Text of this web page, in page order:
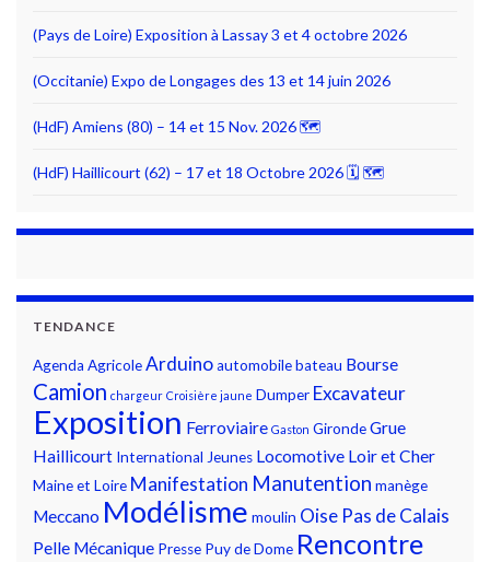
(Pays de Loire) Exposition à Lassay 3 et 4 octobre 2026
(Occitanie) Expo de Longages des 13 et 14 juin 2026
(HdF) Amiens (80) – 14 et 15 Nov. 2026 🗺
(HdF) Haillicourt (62) – 17 et 18 Octobre 2026 🗓 🗺
TENDANCE
Agenda AgricoleArduinoautomobilebateau Bourse
Camion chargeur Croisière jaune Dumper Excavateur
Exposition Ferroviaire Gaston GirondeGrue
Haillicourt International Jeunes Locomotive Loir et Cher
Maine et Loire Manifestation Manutention manège
Meccano Modélisme moulin Oise Pas de Calais
Pelle Mécanique Presse Puy de Dome Rencontre